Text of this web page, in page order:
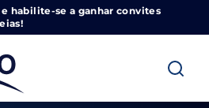
e habilite-se a ganhar convites
– Onde O Cinema Acontece